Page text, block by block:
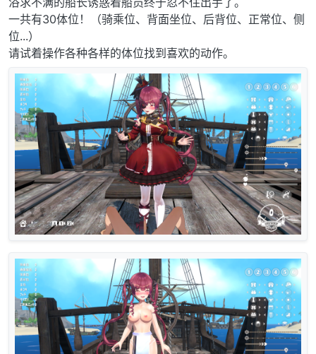
一共有30体位！（骑乘位、背面坐位、后背位、正常位、侧
位...）
请试着操作各种各样的体位找到喜欢的动作。